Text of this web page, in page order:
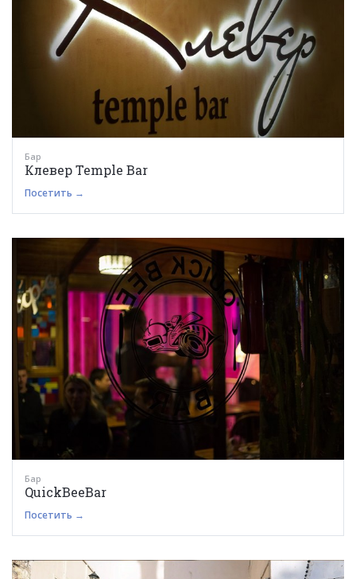
Бар
Клевер Temple Bar
Посетить →
Бар
QuickBeeBar
Посетить →